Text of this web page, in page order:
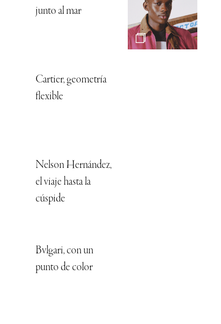
junto al mar
Cartier, geometría
flexible
Nelson Hernández,
el viaje hasta la
cúspide
Bvlgari, con un
punto de color